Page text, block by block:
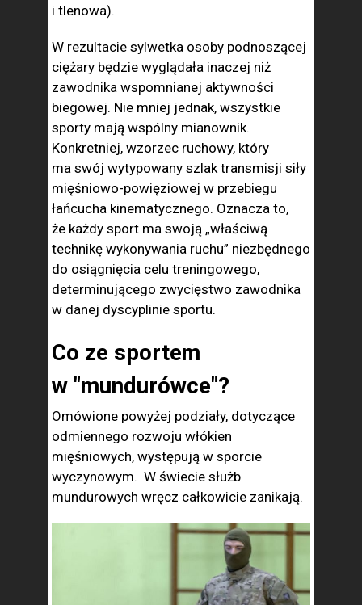
i tlenowa).
W rezultacie sylwetka osoby podnoszącej
ciężary będzie wyglądała inaczej niż
zawodnika wspomnianej aktywności
biegowej. Nie mniej jednak, wszystkie
sporty mają wspólny mianownik.
Konkretniej, wzorzec ruchowy, który
ma swój wytypowany szlak transmisji siły
mięśniowo-powięziowej w przebiegu
łańcucha kinematycznego. Oznacza to,
że każdy sport ma swoją „właściwą
technikę wykonywania ruchu” niezbędnego
do osiągnięcia celu treningowego,
determinującego zwycięstwo zawodnika
w danej dyscyplinie sportu.
Co ze sportem
w "mundurówce"?
Omówione powyżej podziały, dotyczące
odmiennego rozwoju włókien
mięśniowych, występują w sporcie
wyczynowym. W świecie służb
mundurowych wręcz całkowicie zanikają.